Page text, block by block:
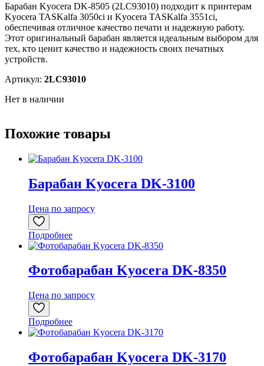
Барабан Kyocera DK-8505 (2LC93010) подходит к принтерам
Kyocera TASKalfa 3050ci и Kyocera TASKalfa 3551ci,
обеспечивая отличное качество печати и надежную работу.
Этот оригинальный барабан является идеальным выбором для
тех, кто ценит качество и надежность своих печатных
устройств.
Артикул: 2LC93010
Нет в наличии
Похожие товары
Барабан Kyocera DK-3100
Цена по запросу
Подробнее
Фотобарабан Kyocera DK-8350
Цена по запросу
Подробнее
Фотобарабан Kyocera DK-3170